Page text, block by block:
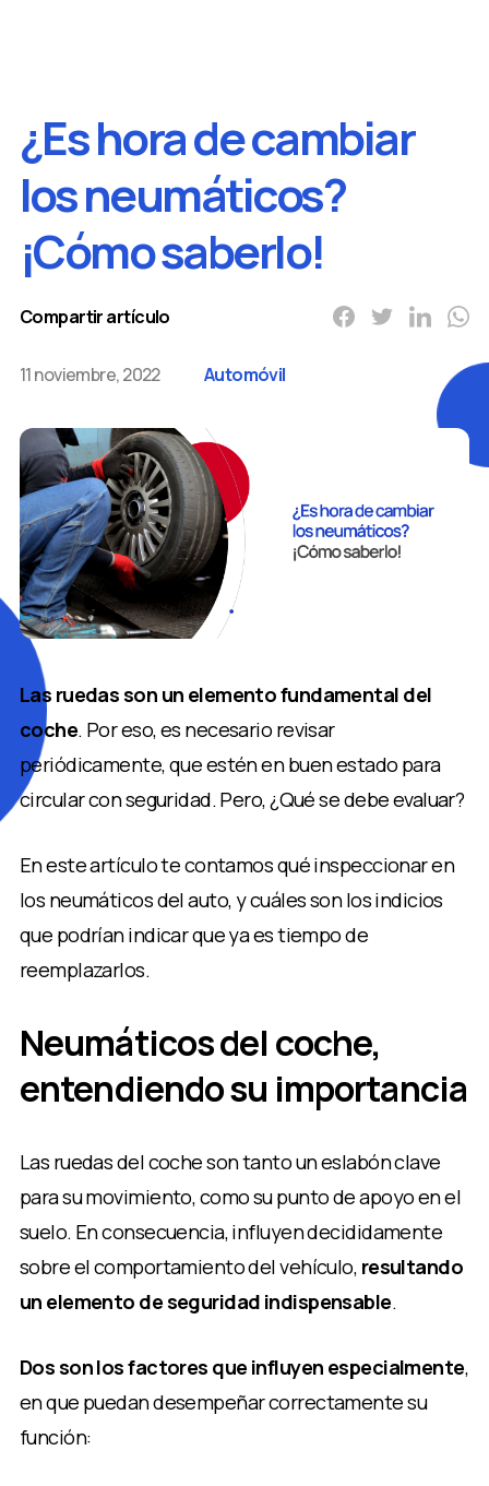
¿Es hora de cambiar
los neumáticos?
¡Cómo saberlo!
Compartir artículo
11 noviembre, 2022 Automóvil
Las ruedas son un elemento fundamental del
coche. Por eso, es necesario revisar
periódicamente, que estén en buen estado para
circular con seguridad. Pero, ¿Qué se debe evaluar?
En este artículo te contamos qué inspeccionar en
los neumáticos del auto, y cuáles son los indicios
que podrían indicar que ya es tiempo de
reemplazarlos.
Neumáticos del coche,
entendiendo su importancia
Las ruedas del coche son tanto un eslabón clave
para su movimiento, como su punto de apoyo en el
suelo. En consecuencia, influyen decididamente
sobre el comportamiento del vehículo, resultando
un elemento de seguridad indispensable.
Dos son los factores que influyen especialmente,
en que puedan desempeñar correctamente su
función: